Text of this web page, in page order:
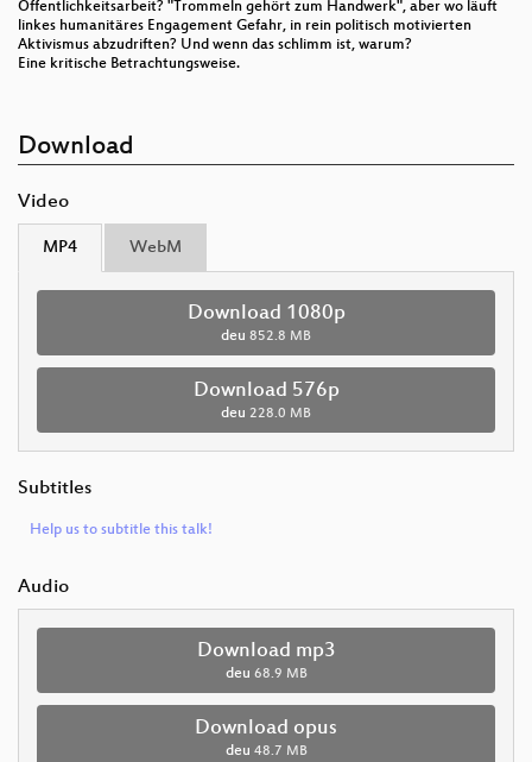
Öffentlichkeitsarbeit? "Trommeln gehört zum Handwerk", aber wo läuft
linkes humanitäres Engagement Gefahr, in rein politisch motivierten
Aktivismus abzudriften? Und wenn das schlimm ist, warum?
Eine kritische Betrachtungsweise.
Download
Video
MP4 WebM
Download 1080p
deu 852.8 MB
Download 576p
deu 228.0 MB
Subtitles
Help us to subtitle this talk!
Audio
Download mp3
deu 68.9 MB
Download opus
deu 48.7 MB